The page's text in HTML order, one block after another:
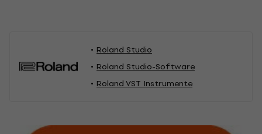
Roland Studio
Roland Studio-Software
Roland VST Instrumente